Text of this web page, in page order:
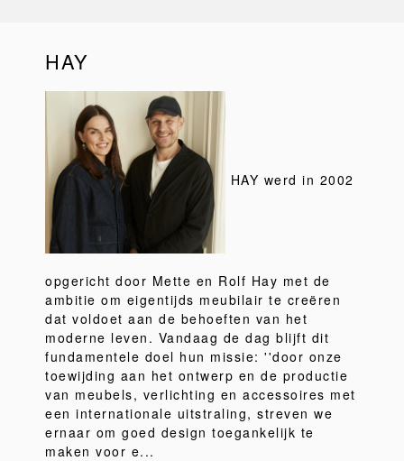
HAY
HAY werd in 2002
opgericht door Mette en Rolf Hay met de
ambitie om eigentijds meubilair te creëren
dat voldoet aan de behoeften van het
moderne leven. Vandaag de dag blijft dit
fundamentele doel hun missie: ''door onze
toewijding aan het ontwerp en de productie
van meubels, verlichting en accessoires met
een internationale uitstraling, streven we
ernaar om goed design toegankelijk te
maken voor e...